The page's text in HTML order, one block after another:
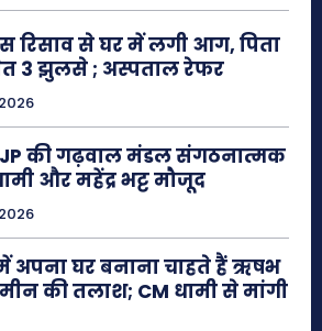
रिसाव से घर में लगी आग, पिता
3 झुलसे ; अस्पताल रेफर
की गढ़वाल मंडल संगठनात्मक
और महेंद्र भट्ट मौजूद
अपना घर बनाना चाहते हैं ऋषभ
की तलाश; CM धामी से मांगी